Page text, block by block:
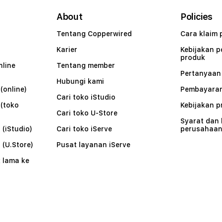
lama ke
About
Tentang Copperwired
Karier
Tentang member
Hubungi kami
Cari toko iStudio
Cari toko U-Store
Cari toko iServe
Pusat layanan iServe
Policies
Cara klaim
Kebijakan
produk
Pertanyaan
Kebijakan
Syarat dan
perusahaan